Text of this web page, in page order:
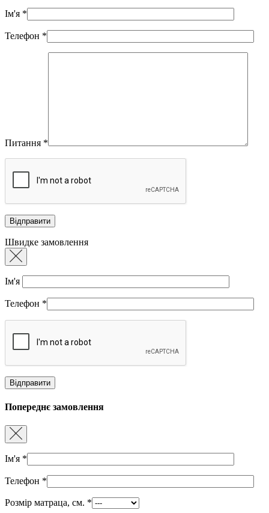
Ім'я *
Телефон *
Питання *
Швидке замовлення
Ім'я
Телефон *
Попереднє замовлення
Ім'я *
Телефон *
Розмір матраца, см. *